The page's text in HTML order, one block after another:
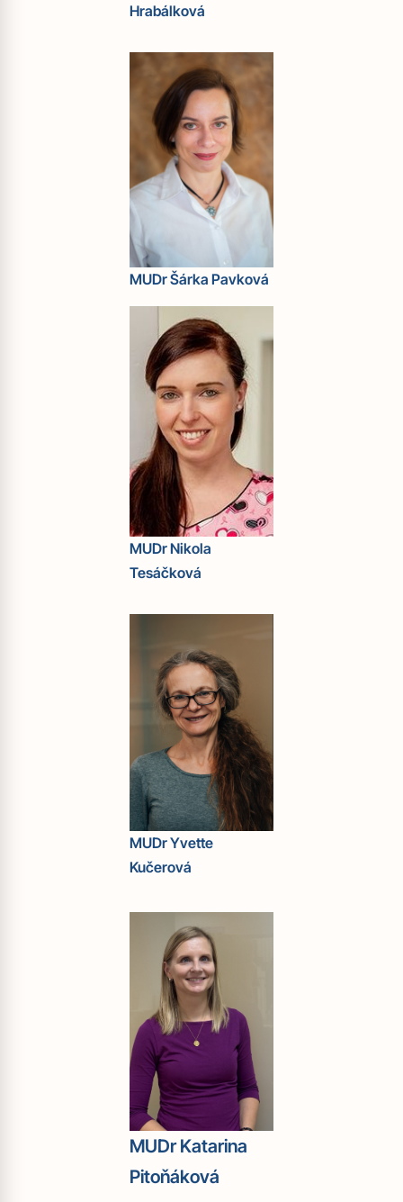
Hrabálková
MUDr Šárka Pavková
MUDr Nikola
Tesáčková
MUDr Yvette
Kučerová
MUDr Katarina
Pitoňáková